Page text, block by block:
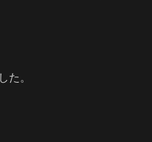
た。